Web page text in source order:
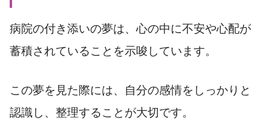
病院の付き添いの夢は、心の中に不安や心配が
蓄積されていることを示唆しています。
この夢を見た際には、自分の感情をしっかりと
認識し、整理することが大切です。